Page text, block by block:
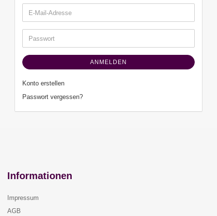
E-
Mail-
Adresse
Passwort
ANMELDEN
Konto erstellen
Passwort vergessen?
Informationen
Impressum
AGB